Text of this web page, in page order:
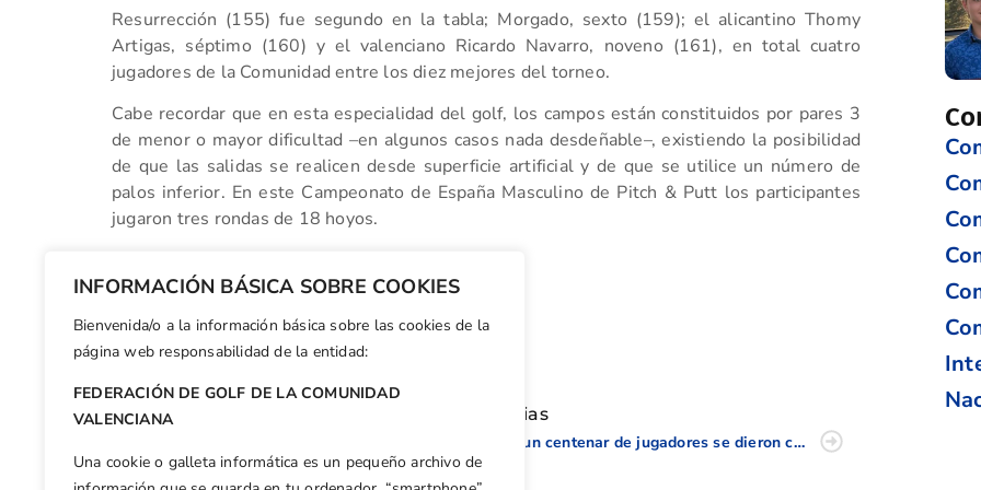
INFORMACIÓN BÁSICA SOBRE COOKIES
Bienvenida/o a la información básica sobre las cookies de la
página web responsabilidad de la entidad:
FEDERACIÓN DE GOLF DE LA COMUNIDAD
VALENCIANA
Una cookie o galleta informática es un pequeño archivo de
Resurrección (155) fue segundo en la tabla; Morgado, sexto (159); el alicantino Thomy
Artigas, séptimo (160) y el valenciano Ricardo Navarro, noveno (161), en total cuatro
jugadores de la Comunidad entre los diez mejores del torneo.
Cabe recordar que en esta especialidad del golf, los campos están constituidos por pares 3
de menor o mayor dificultad –en algunos casos nada desdeñable–, existiendo la posibilidad
de que las salidas se realicen desde superficie artificial y de que se utilice un número de
palos inferior. En este Campeonato de España Masculino de Pitch & Putt los participantes
jugaron tres rondas de 18 hoyos.
Facebook
X WhatsApp
LinkedIn
Email
Otras noticias
Casi un centenar de jugadores se dieron cita en Golf Borriol a la disputa del Trofeo Comité Juvenil